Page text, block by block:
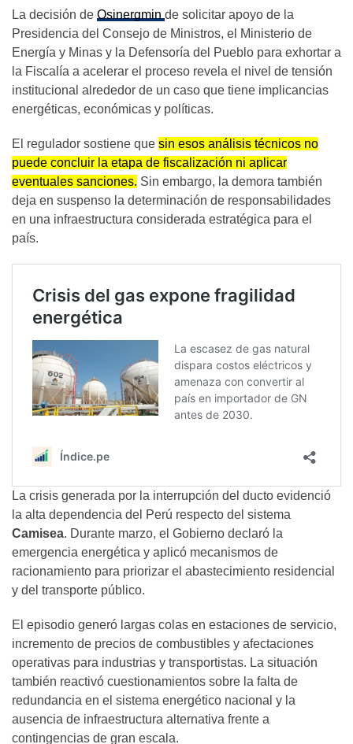
La decisión de Osinergmin de solicitar apoyo de la
Presidencia del Consejo de Ministros, el Ministerio de
Energía y Minas y la Defensoría del Pueblo para exhortar a
la Fiscalía a acelerar el proceso revela el nivel de tensión
institucional alrededor de un caso que tiene implicancias
energéticas, económicas y políticas.
El regulador sostiene que sin esos análisis técnicos no
puede concluir la etapa de fiscalización ni aplicar
eventuales sanciones. Sin embargo, la demora también
deja en suspenso la determinación de responsabilidades
en una infraestructura considerada estratégica para el
país.
La crisis generada por la interrupción del ducto evidenció
la alta dependencia del Perú respecto del sistema
Camisea. Durante marzo, el Gobierno declaró la
emergencia energética y aplicó mecanismos de
racionamiento para priorizar el abastecimiento residencial
y del transporte público.
El episodio generó largas colas en estaciones de servicio,
incremento de precios de combustibles y afectaciones
operativas para industrias y transportistas. La situación
también reactivó cuestionamientos sobre la falta de
redundancia en el sistema energético nacional y la
ausencia de infraestructura alternativa frente a
contingencias de gran escala.